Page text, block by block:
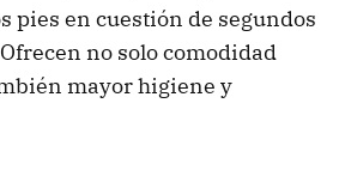
pies en cuestión de segundos
no solo comodidad
mayor higiene y